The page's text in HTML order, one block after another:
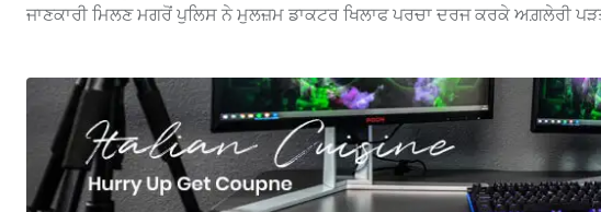
ਜਾਣਕਾਰੀ ਮਿਲਣ ਮਗਰੋਂ ਪੁਲਿਸ ਨੇ ਮੁਲਜ਼ਮ ਡਾਕਟਰ ਖਿਲਾਫ ਪਰਚਾ ਦਰਜ ਕਰਕੇ ਅਗ਼ਲੇਰੀ